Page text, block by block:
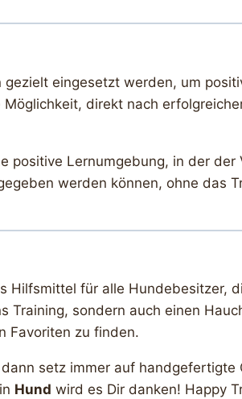
eingesetzt werden, um
direkt nach
positive Lernumgebung, in der der
werden können, ohne das
Hilfsmittel für alle Hundebesitzer,
sondern auch einen
Favoriten zu finden.
setz immer auf handgefertigte
Hund wird es Dir danken! Happy